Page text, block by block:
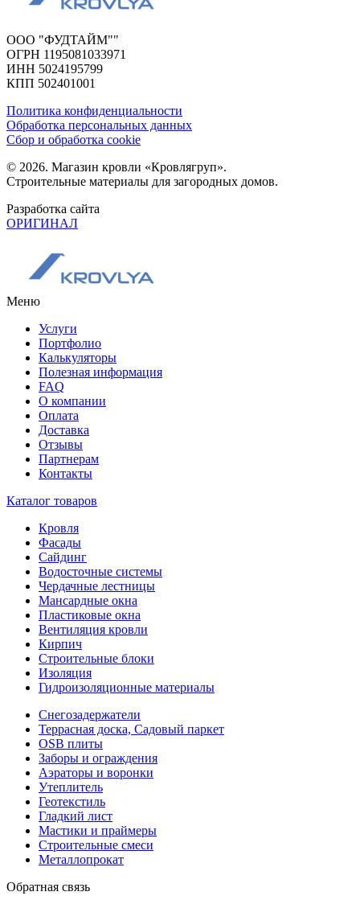
ООО "ФУДТАЙМ""
ОГРН 1195081033971
ИНН 5024195799
КПП 502401001
Политика конфиденциальности
Обработка персональных данных
Сбор и обработка cookie
© 2026. Магазин кровли «Кровлягруп».
Строительные материалы для загородных домов.
Разработка сайта
ОРИГИНАЛ
Меню
Услуги
Портфолио
Калькуляторы
Полезная информация
FAQ
О компании
Оплата
Доставка
Отзывы
Партнерам
Контакты
Каталог товаров
Кровля
Фасады
Сайдинг
Водосточные системы
Чердачные лестницы
Мансардные окна
Пластиковые окна
Вентиляция кровли
Кирпич
Строительные блоки
Изоляция
Гидроизоляционные материалы
Снегозадержатели
Террасная доска, Садовый паркет
OSB плиты
Заборы и ограждения
Аэраторы и воронки
Утеплитель
Геотекстиль
Гладкий лист
Мастики и праймеры
Строительные смеси
Металлопрокат
Обратная связь